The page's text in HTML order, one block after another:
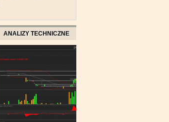
ANALIZY TECHNICZNE